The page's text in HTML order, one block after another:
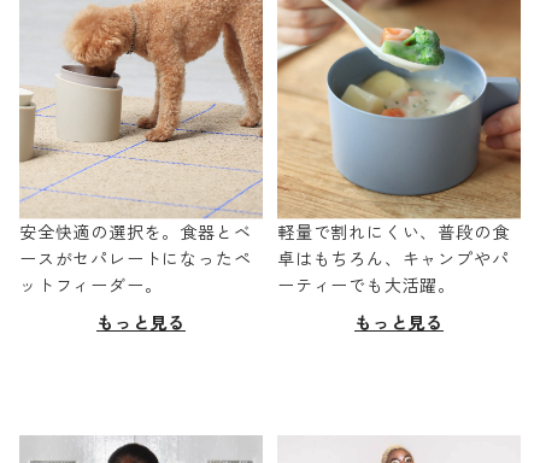
安全快適の選択を。食器とベ
ースがセパレートになったペ
ットフィーダー。
もっと見る
軽量で割れにくい、普段の食
卓はもちろん、キャンプやパ
ーティーでも大活躍。
もっと見る